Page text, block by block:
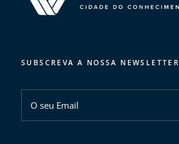
SUBSCREVA A NOSSA NEWSLETTER